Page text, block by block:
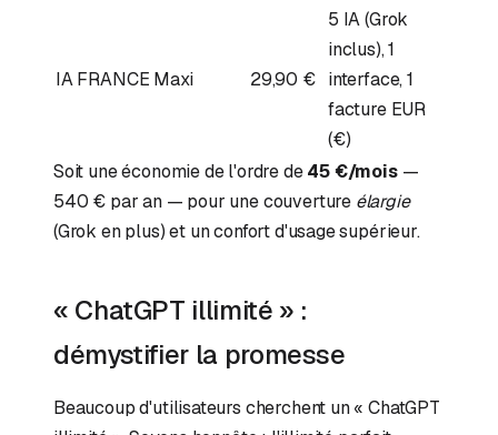
IA FRANCE Maxi 29,90 €
5 IA (Grok
inclus), 1
interface, 1
facture EUR
(€)
Soit une économie de l'ordre de45 €/mois—
540 € par an — pour une couverture élargie
(Grok en plus) et un confort d'usage supérieur.
« ChatGPT illimité » :
démystifier la promesse
Beaucoup d'utilisateurs cherchent un « ChatGPT